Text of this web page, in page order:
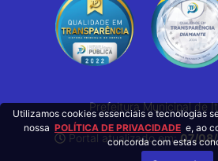
Prefeitura Municipal de
Portal atualizado em:07/
Utilizamos cookies essenciais e tecnologias
nossa POLÍTICA DE PRIVACIDADE e, ao
concorda com estas